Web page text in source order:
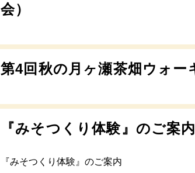
会）
第4回秋の月ヶ瀬茶畑ウォー
『みそつくり体験』のご案
『みそつくり体験』のご案内